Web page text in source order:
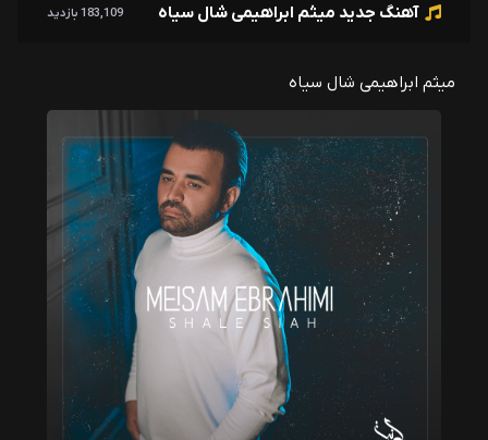
آهنگ جدید میثم ابراهیمی شال سیاه 183,109 بازدید
میثم ابراهیمی شال سیاه